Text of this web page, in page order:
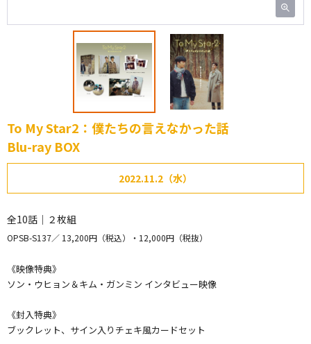
To My Star2：僕たちの言えなかった話
Blu-ray BOX
2022.11.2（水）
全10話｜２枚組
OPSB-S137 13,200円（税込）・12,000円（税抜）
《映像特典》
ソン・ウヒョン＆キム・ガンミン インタビュー映像
《封入特典》
ブックレット、サイン入りチェキ風カードセット